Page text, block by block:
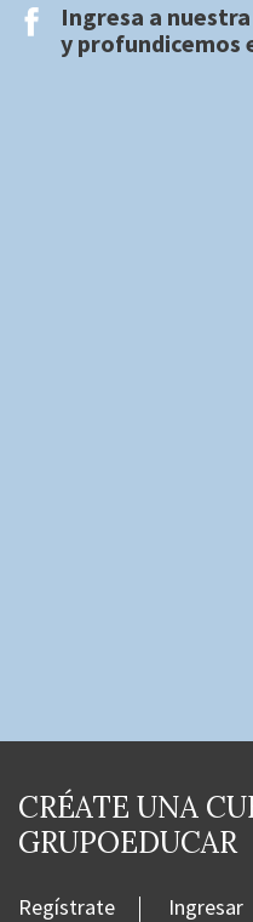
Ingresa a
y profundicemos
CRÉATE UNA
GRUPOEDUCAR
Regístrate Ingresar